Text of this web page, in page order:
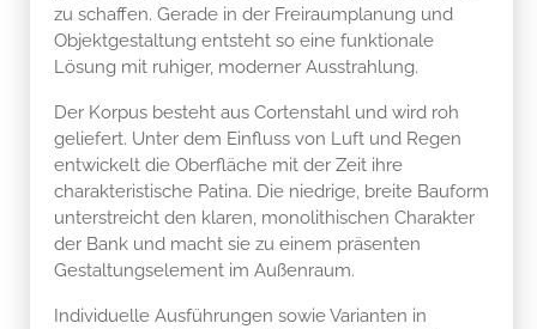
zu schaffen. Gerade in der Freiraumplanung und
Objektgestaltung entsteht so eine funktionale
Lösung mit ruhiger, moderner Ausstrahlung.
Der Korpus besteht aus Cortenstahl und wird roh
geliefert. Unter dem Einfluss von Luft und Regen
entwickelt die Oberfläche mit der Zeit ihre
charakteristische Patina. Die niedrige, breite Bauform
unterstreicht den klaren, monolithischen Charakter
der Bank und macht sie zu einem präsenten
Gestaltungselement im Außenraum.
Individuelle Ausführungen sowie Varianten in